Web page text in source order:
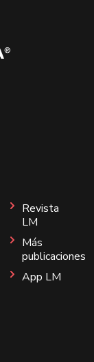
Revista
LM
Más
publicaciones
App LM